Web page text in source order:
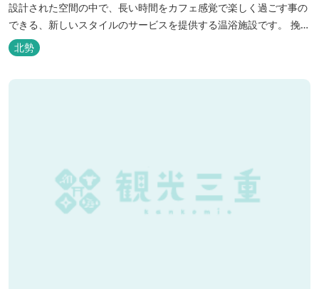
設計された空間の中で、長い時間をカフェ感覚で楽しく過ごす事の
できる、新しいスタイルのサービスを提供する温浴施設です。 挽き
たてコーヒーやコミック、雑誌、マッサージチェア、Wi-Fiを無料
でご利用いただけます。
北勢